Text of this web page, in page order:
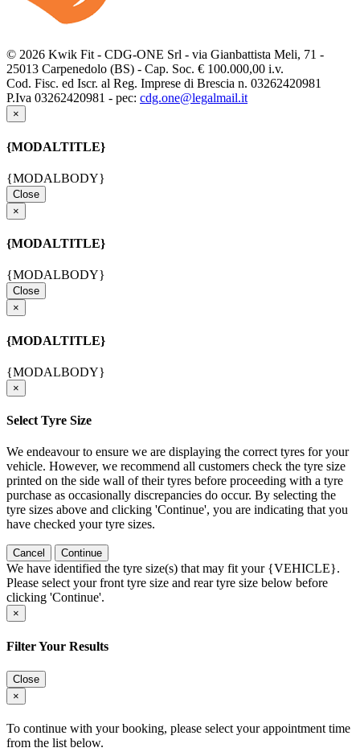
© 2026 Kwik Fit - CDG-ONE Srl - via Gianbattista Meli, 71 -
25013 Carpenedolo (BS) - Cap. Soc. € 100.000,00 i.v.
Cod. Fisc. ed Iscr. al Reg. Imprese di Brescia n. 03262420981
P.Iva 03262420981 - pec: cdg.one@legalmail.it
×
{MODALTITLE}
{MODALBODY}
Close
×
{MODALTITLE}
{MODALBODY}
Close
×
{MODALTITLE}
{MODALBODY}
×
Select Tyre Size
We endeavour to ensure we are displaying the correct tyres for your
vehicle. However, we recommend all customers check the tyre size
printed on the side wall of their tyres before proceeding with a tyre
purchase as occasionally discrepancies do occur. By selecting the
tyre sizes above and clicking 'Continue', you are indicating that you
have checked your tyre sizes.
Cancel Continue
We have identified the tyre size(s) that may fit your {VEHICLE}.
Please select your front tyre size and rear tyre size below before
clicking 'Continue'.
×
Filter Your Results
Close
×
To continue with your booking, please select your appointment time
from the list below.